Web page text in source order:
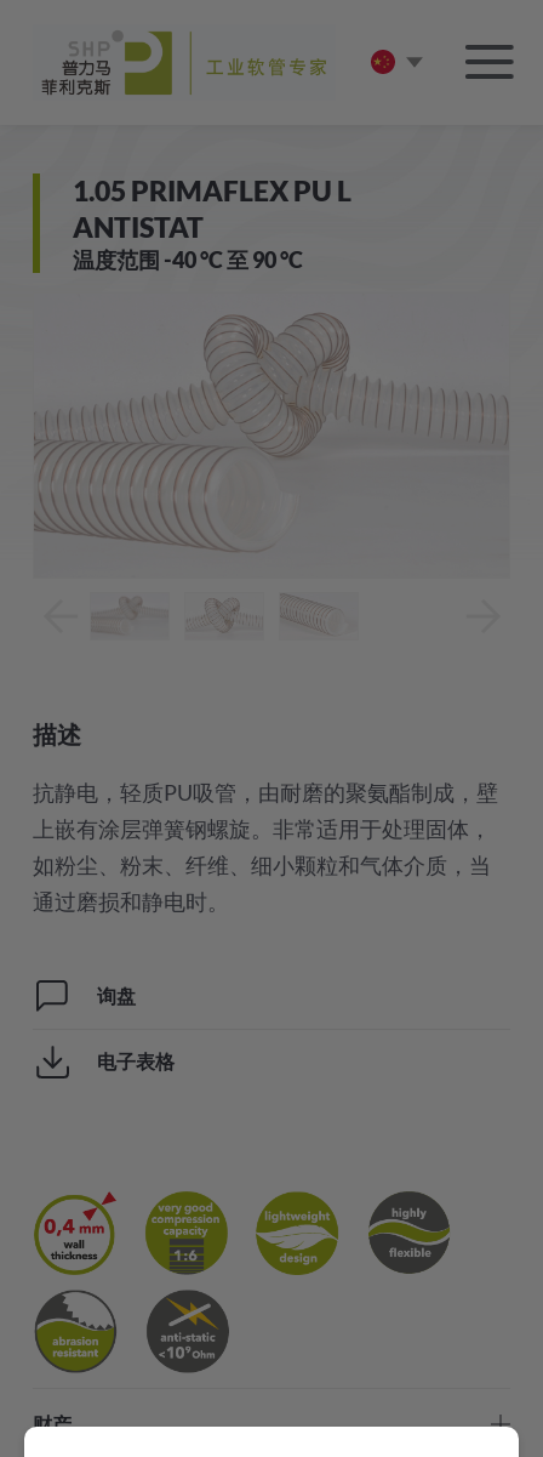
1.05 PRIMAFLEX PU L
ANTISTAT
温度范围 -40 °C 至 90 °C
描述
抗静电，轻质PU吸管，由耐磨的聚氨酯制成，壁
上嵌有涂层弹簧钢螺旋。非常适用于处理固体，
如粉尘、粉末、纤维、细小颗粒和气体介质，当
通过磨损和静电时。
询盘
电子表格
财产